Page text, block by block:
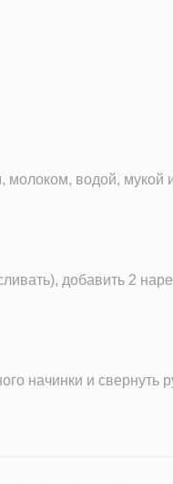
молоком, водой,
добавить 2
начинки и свернуть